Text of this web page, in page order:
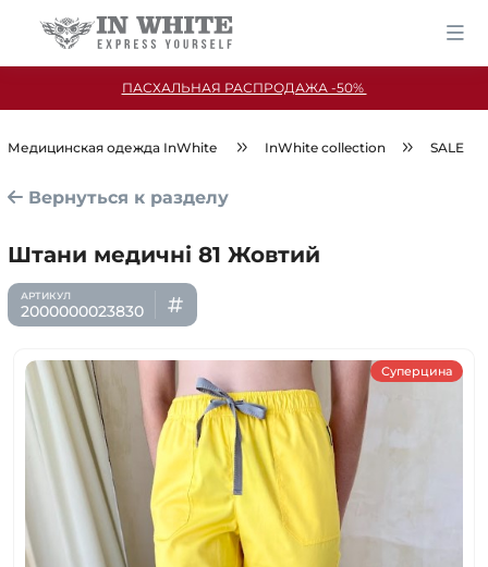
ПАСХАЛЬНАЯ РАСПРОДАЖА -50%
Медицинская одежда InWhite InWhite collection SALE
Вернуться к разделу
Штани медичні 81 Жовтий
2000000023830
Суперцина